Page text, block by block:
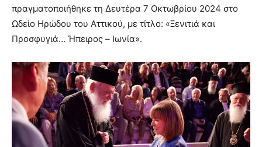
πραγματοποιήθηκε τη Δευτέρα 7 Οκτωβρίου 2024 στο
Ωδείο Ηρώδου του Αττικού, με τίτλο: «Ξενιτιά και
Προσφυγιά… Ήπειρος – Ιωνία».